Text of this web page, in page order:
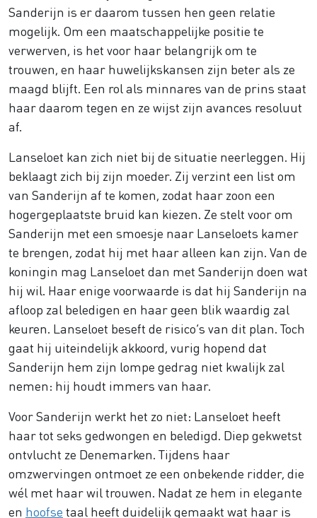
Sanderijn is er daarom tussen hen geen relatie
mogelijk. Om een maatschappelijke positie te
verwerven, is het voor haar belangrijk om te
trouwen, en haar huwelijkskansen zijn beter als ze
maagd blijft. Een rol als minnares van de prins staat
haar daarom tegen en ze wijst zijn avances resoluut
af.
Lanseloet kan zich niet bij de situatie neerleggen. Hij
beklaagt zich bij zijn moeder. Zij verzint een list om
van Sanderijn af te komen, zodat haar zoon een
hogergeplaatste bruid kan kiezen. Ze stelt voor om
Sanderijn met een smoesje naar Lanseloets kamer
te brengen, zodat hij met haar alleen kan zijn. Van de
koningin mag Lanseloet dan met Sanderijn doen wat
hij wil. Haar enige voorwaarde is dat hij Sanderijn na
afloop zal beledigen en haar geen blik waardig zal
keuren. Lanseloet beseft de risico’s van dit plan. Toch
gaat hij uiteindelijk akkoord, vurig hopend dat
Sanderijn hem zijn lompe gedrag niet kwalijk zal
nemen: hij houdt immers van haar.
Voor Sanderijn werkt het zo niet: Lanseloet heeft
haar tot seks gedwongen en beledigd. Diep gekwetst
ontvlucht ze Denemarken. Tijdens haar
omzwervingen ontmoet ze een onbekende ridder, die
wél met haar wil trouwen. Nadat ze hem in elegante
en hoofse taal heeft duidelijk gemaakt wat haar is